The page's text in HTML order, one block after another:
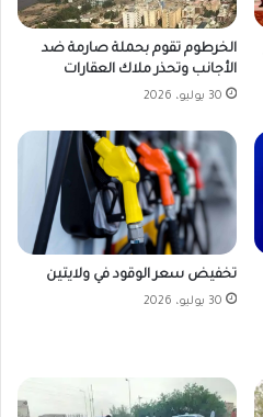
الخرطوم تقوم بحملة صارمة ضد
الأجانب وتحذر ملاك العقارات
30 يوليو، 2026
تخفيض سعر الوقود في ولايتين
30 يوليو، 2026